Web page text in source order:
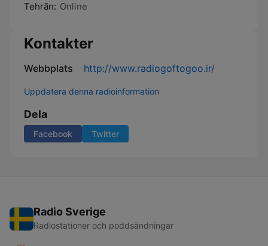
Tehrān: Online
Kontakter
Webbplats http://www.radiogoftogoo.ir/
Uppdatera denna radioinformation
Dela
Facebook Twitter
Radio Sverige
Radiostationer och poddsändningar